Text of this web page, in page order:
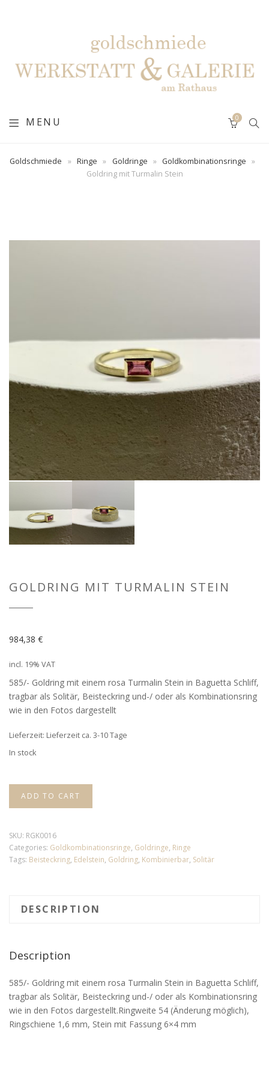
MENU 0
Goldschmiede » Ringe » Goldringe » Goldkombinationsringe
»
Goldring mit Turmalin Stein
GOLDRING MIT TURMALIN STEIN
984,38 €
incl. 19% VAT
585/- Goldring mit einem rosa Turmalin Stein in Baguetta Schliff,
tragbar als Solitär, Beisteckring und-/ oder als Kombinationsring
wie in den Fotos dargestellt
Lieferzeit: Lieferzeit ca. 3-10 Tage
In stock
ADD TO CART
SKU: RGK0016
Categories: Goldkombinationsringe, Goldringe, Ringe
Tags: Beisteckring, Edelstein, Goldring, Kombinierbar, Solitär
DESCRIPTION
Description
585/- Goldring mit einem rosa Turmalin Stein in Baguetta Schliff,
tragbar als Solitär, Beisteckring und-/ oder als Kombinationsring
wie in den Fotos dargestellt.Ringweite 54 (Änderung möglich),
Ringschiene 1,6 mm, Stein mit Fassung 6×4 mm